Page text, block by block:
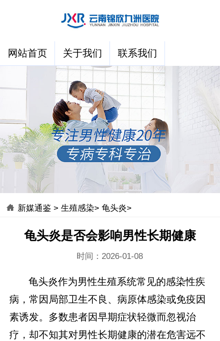
网站首页 关于我们 联系我们
新媒通鉴 >生殖感染>龟头炎>
龟头炎是否会影响男性长期健康
时间：2026-01-08
龟头炎作为男性生殖系统常见的感染性疾
病，常因局部卫生不良、病原体感染或免疫因
素诱发。多数患者因早期症状轻微而忽视治
疗，却不知其对男性长期健康的潜在危害远不